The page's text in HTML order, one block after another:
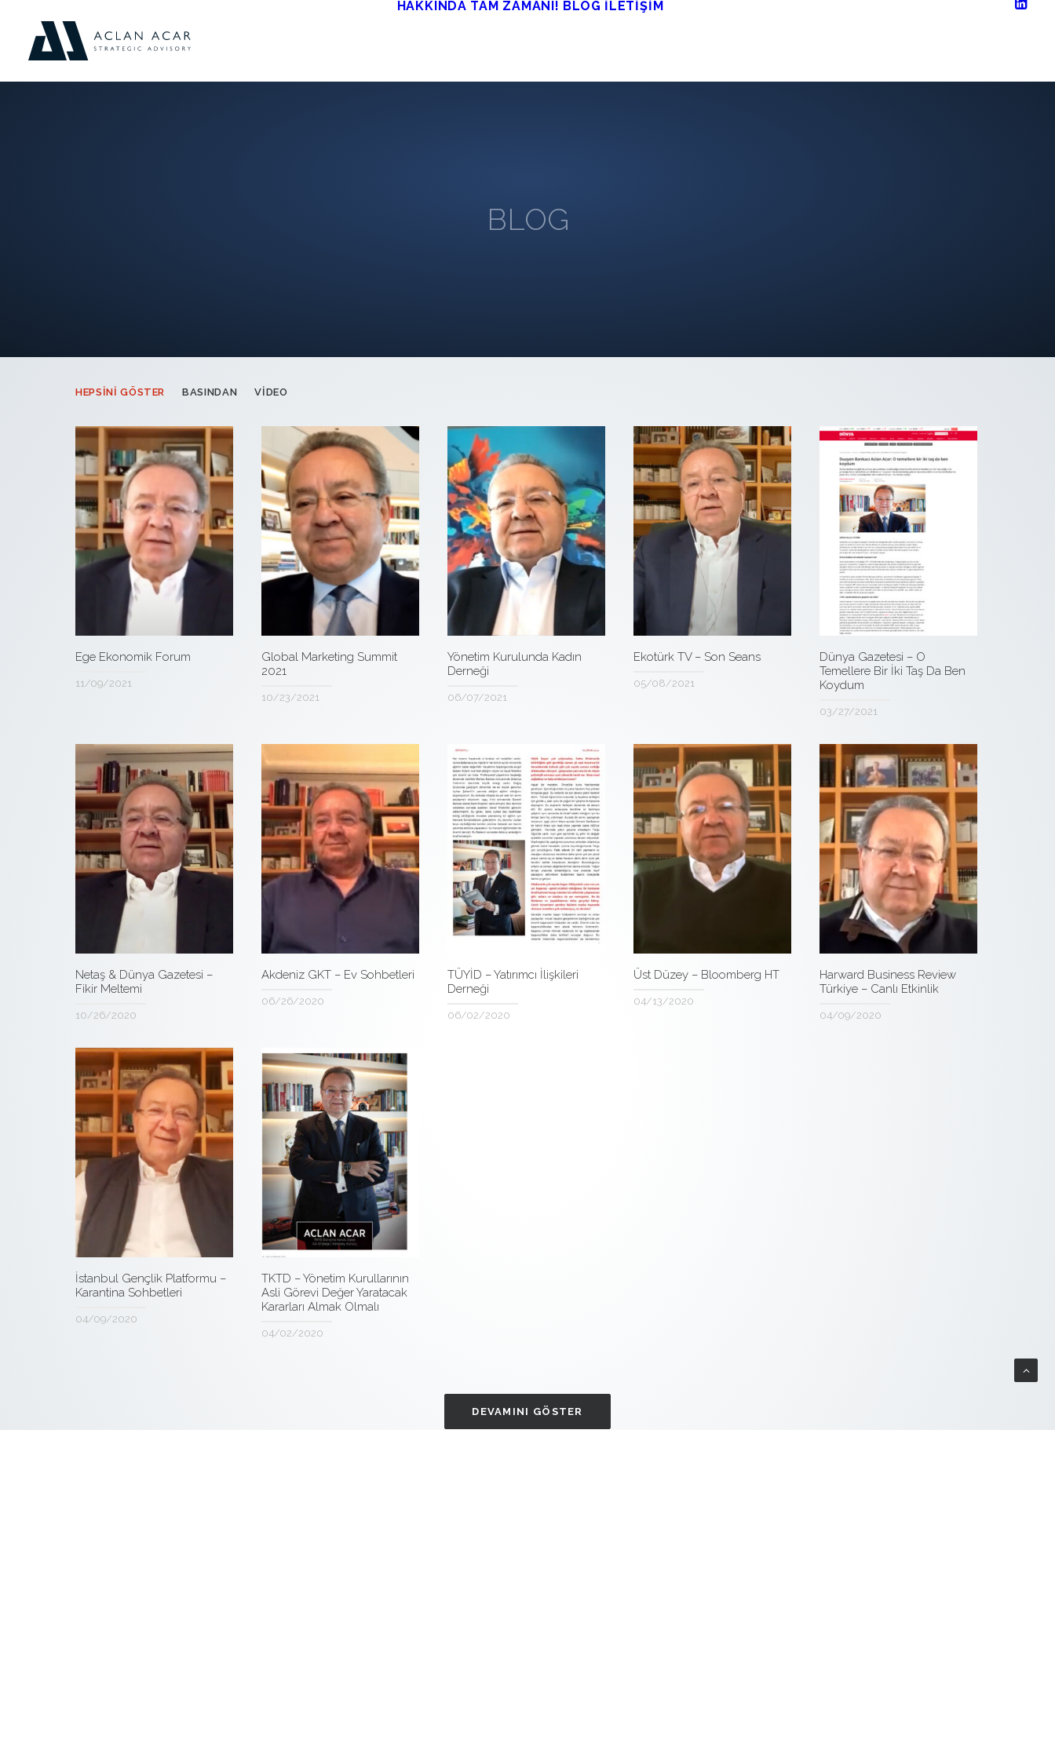
HAKKINDA TAM ZAMANI! BLOG İLETİŞİM
BLOG
HEPSINI GÖSTER BASINDAN VIDEO
Ege Ekonomik Forum
11/09/2021
Global Marketing Summit
2021
10/23/2021
Yönetim Kurulunda Kadın
Derneği
06/07/2021
Ekotürk TV – Son Seans
05/08/2021
Dünya Gazetesi – O
Temellere Bir İki Taş Da Ben
Koydum
03/27/2021
Netaş & Dünya Gazetesi –
Fikir Meltemi
10/26/2020
Akdeniz GKT – Ev Sohbetleri
06/26/2020
TÜYİD – Yatırımcı İlişkileri
Derneği
06/02/2020
Üst Düzey – Bloomberg HT
04/13/2020
Harward Business Review
Türkiye – Canlı Etkinlik
04/09/2020
İstanbul Gençlik Platformu –
Karantina Sohbetleri
04/09/2020
TKTD – Yönetim Kurullarının
Asli Görevi Değer Yaratacak
Kararları Almak Olmalı
04/02/2020
DEVAMINI GÖSTER